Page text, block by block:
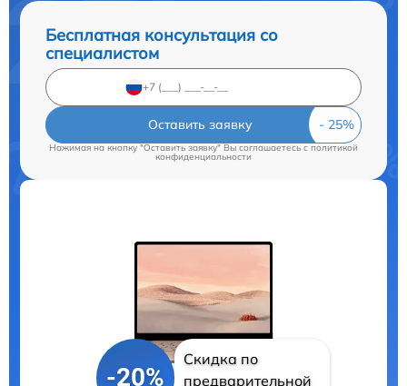
Бесплатная консультация со
специалистом
Оставить заявку
Нажимая на кнопку "Оставить заявку" Вы соглашаетесь cполитикой
конфиденциальности
-20%
Скидка по
предварительной